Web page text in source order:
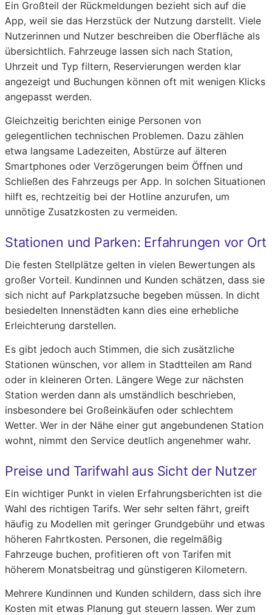
Ein Großteil der Rückmeldungen bezieht sich auf die
App, weil sie das Herzstück der Nutzung darstellt. Viele
Nutzerinnen und Nutzer beschreiben die Oberfläche als
übersichtlich. Fahrzeuge lassen sich nach Station,
Uhrzeit und Typ filtern, Reservierungen werden klar
angezeigt und Buchungen können oft mit wenigen Klicks
angepasst werden.
Gleichzeitig berichten einige Personen von
gelegentlichen technischen Problemen. Dazu zählen
etwa langsame Ladezeiten, Abstürze auf älteren
Smartphones oder Verzögerungen beim Öffnen und
Schließen des Fahrzeugs per App. In solchen Situationen
hilft es, rechtzeitig bei der Hotline anzurufen, um
unnötige Zusatzkosten zu vermeiden.
Stationen und Parken: Erfahrungen vor Ort
Die festen Stellplätze gelten in vielen Bewertungen als
großer Vorteil. Kundinnen und Kunden schätzen, dass sie
sich nicht auf Parkplatzsuche begeben müssen. In dicht
besiedelten Innenstädten kann dies eine erhebliche
Erleichterung darstellen.
Es gibt jedoch auch Stimmen, die sich zusätzliche
Stationen wünschen, vor allem in Stadtteilen am Rand
oder in kleineren Orten. Längere Wege zur nächsten
Station werden dann als umständlich beschrieben,
insbesondere bei Großeinkäufen oder schlechtem
Wetter. Wer in der Nähe einer gut angebundenen Station
wohnt, nimmt den Service deutlich angenehmer wahr.
Preise und Tarifwahl aus Sicht der Nutzer
Ein wichtiger Punkt in vielen Erfahrungsberichten ist die
Wahl des richtigen Tarifs. Wer sehr selten fährt, greift
häufig zu Modellen mit geringer Grundgebühr und etwas
höheren Fahrtkosten. Personen, die regelmäßig
Fahrzeuge buchen, profitieren oft von Tarifen mit
höherem Monatsbeitrag und günstigeren Kilometern.
Mehrere Kundinnen und Kunden schildern, dass sich ihre
Kosten mit etwas Planung gut steuern lassen. Wer zum